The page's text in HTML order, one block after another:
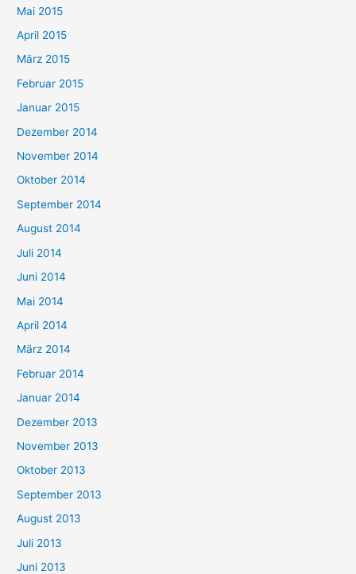
Mai 2015
April 2015
März 2015
Februar 2015
Januar 2015
Dezember 2014
November 2014
Oktober 2014
September 2014
August 2014
Juli 2014
Juni 2014
Mai 2014
April 2014
März 2014
Februar 2014
Januar 2014
Dezember 2013
November 2013
Oktober 2013
September 2013
August 2013
Juli 2013
Juni 2013